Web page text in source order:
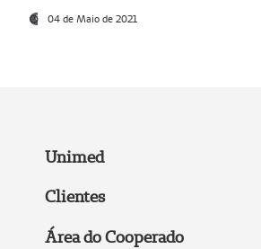
04 de Maio de 2021
Unimed
Clientes
Área do Cooperado